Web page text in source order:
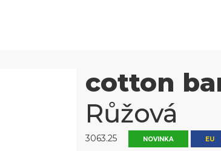
cotton
Růžová
3063.25 NOVINKA EU